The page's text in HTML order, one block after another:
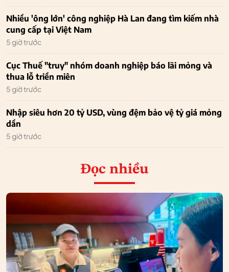
Nhiều 'ông lớn' công nghiệp Hà Lan đang tìm kiếm nhà
cung cấp tại Việt Nam
5 giờ trước
Cục Thuế "truy" nhóm doanh nghiệp báo lãi mỏng và
thua lỗ triền miên
5 giờ trước
Nhập siêu hơn 20 tỷ USD, vùng đệm bảo vệ tỷ giá mỏng
dần
5 giờ trước
Đọc nhiều